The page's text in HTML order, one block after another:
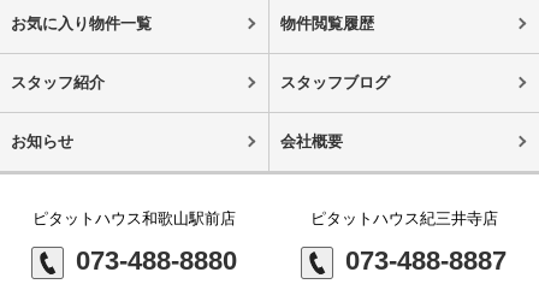
お気に入り物件一覧 物件閲覧履歴
スタッフ紹介 スタッフブログ
お知らせ 会社概要
ピタットハウス和歌山駅前店
073-488-8880
ピタットハウス紀三井寺店
073-488-8887